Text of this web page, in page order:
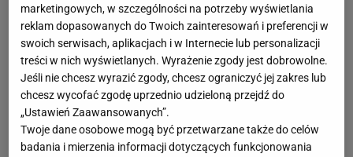
marketingowych, w szczególności na potrzeby wyświetlania
reklam dopasowanych do Twoich zainteresowań i preferencji w
swoich serwisach, aplikacjach i w Internecie lub personalizacji
treści w nich wyświetlanych. Wyrażenie zgody jest dobrowolne.
Jeśli nie chcesz wyrazić zgody, chcesz ograniczyć jej zakres lub
chcesz wycofać zgodę uprzednio udzieloną przejdź do
„Ustawień Zaawansowanych”.
Twoje dane osobowe mogą być przetwarzane także do celów
badania i mierzenia informacji dotyczących funkcjonowania